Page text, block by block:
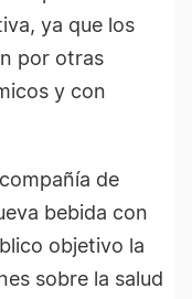
ya que los
por otras
y con
de
bebida con
objetivo la
sobre la salud